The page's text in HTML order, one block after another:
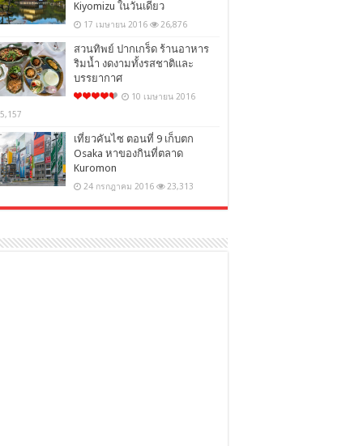
Kiyomizu ในวันเดียว
17 เมษายน 2016 26,876
สวนทิพย์ ปากเกร็ด ร้านอาหาร
ริมน้ำ งดงามทั้งรสชาติและ
บรรยากาศ
10 เมษายน 2016
เที่ยวคันไซ ตอนที่ 9 เก็บตก
Osaka หาของกินที่ตลาด
Kuromon
24 กรกฎาคม 2016 23,313